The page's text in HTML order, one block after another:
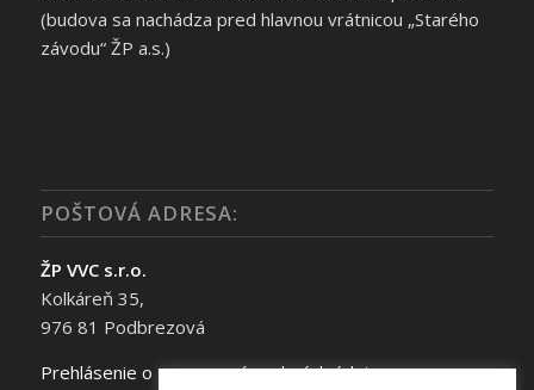
(budova sa nachádza pred hlavnou vrátnicou „Starého
závodu“ ŽP a.s.)
POŠTOVÁ ADRESA:
ŽP VVC s.r.o.
Kolkáreň 35,
976 81 Podbrezová
Prehlásenie o spracovaní osobných údajov